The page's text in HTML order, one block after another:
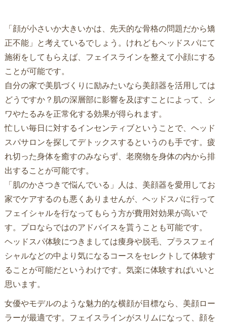
「顔が小さいか大きいかは、先天的な骨格の問題だから矯
正不能」と考えているでしょう。けれどもヘッドスパにて
施術をしてもらえば、フェイスラインを整えて小顔にする
ことが可能です。
自分の家で美肌づくりに励みたいなら美顔器を活用しては
どうですか？肌の深層部に影響を及ぼすことによって、シ
ワやたるみを正常化する効果が得られます。
忙しい毎日に対するインセンティブということで、ヘッド
スパサロンを探してデトックスするというのも手です。疲
れ切った身体を癒すのみならず、老廃物を身体の内から排
出することが可能です。
「肌のかさつきで悩んでいる」人は、美顔器を愛用してお
家でケアするのも悪くありませんが、ヘッドスパに行って
フェイシャルを行なってもらう方が費用対効果が高いで
す。プロならではのアドバイスを貰うことも可能です。
ヘッドスパ体験につきましては痩身や脱毛、プラスフェイ
シャルなどの中より気になるコースをセレクトして体験す
ることが可能だというわけです。気楽に体験すればいいと
思います。
女優やモデルのような魅力的な横顔が目標なら、美顔ロー
ラーが最適です。フェイスラインがスリムになって、顔を